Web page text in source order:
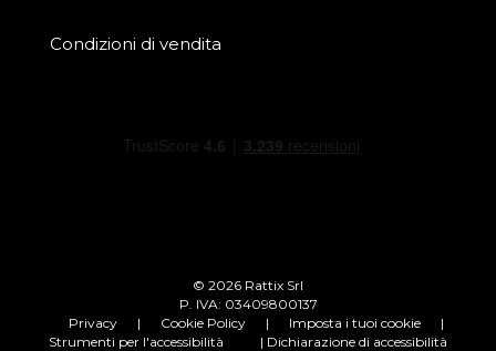
Condizioni di vendita
© 2026 Rattix Srl
P. IVA: 03409800137
Privacy
| Cookie Policy | Imposta i tuoi cookie
|
Strumenti per l'accessibilità
| Dichiarazione di accessibilità